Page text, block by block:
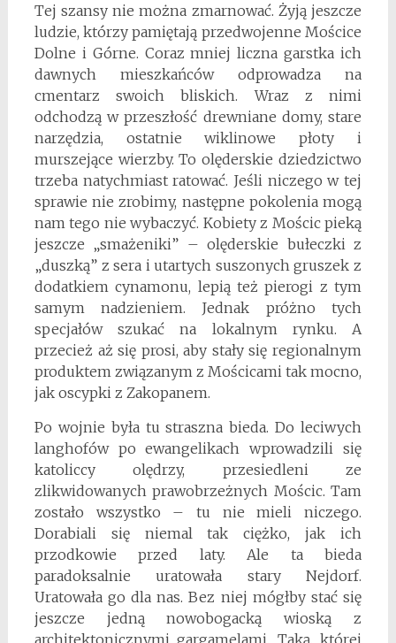
Tej szansy nie można zmarnować. Żyją jeszcze
ludzie, którzy pamiętają przedwojenne Mościce
Dolne i Górne. Coraz mniej liczna garstka ich
dawnych mieszkańców odprowadza na
cmentarz swoich bliskich. Wraz z nimi
odchodzą w przeszłość drewniane domy, stare
narzędzia, ostatnie wiklinowe płoty i
murszejące wierzby. To olęderskie dziedzictwo
trzeba natychmiast ratować. Jeśli niczego w tej
sprawie nie zrobimy, następne pokolenia mogą
nam tego nie wybaczyć. Kobiety z Mościc pieką
jeszcze „smażeniki” – olęderskie bułeczki z
„duszką” z sera i utartych suszonych gruszek z
dodatkiem cynamonu, lepią też pierogi z tym
samym nadzieniem. Jednak próżno tych
specjałów szukać na lokalnym rynku. A
przecież aż się prosi, aby stały się regionalnym
produktem związanym z Mościcami tak mocno,
jak oscypki z Zakopanem.
Po wojnie była tu straszna bieda. Do leciwych
langhofów po ewangelikach wprowadzili się
katoliccy olędrzy, przesiedleni ze
zlikwidowanych prawobrzeżnych Mościc. Tam
zostało wszystko – tu nie mieli niczego.
Dorabiali się niemal tak ciężko, jak ich
przodkowie przed laty. Ale ta bieda
paradoksalnie uratowała stary Nejdorf.
Uratowała go dla nas. Bez niej mógłby stać się
jeszcze jedną nowobogacką wioską z
architektonicznymi gargamelami. Taką, której